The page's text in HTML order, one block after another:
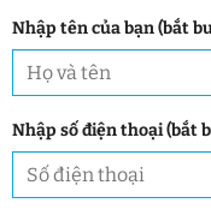
Nhập tên của bạn (bắt
Nhập số điện thoại (bắt